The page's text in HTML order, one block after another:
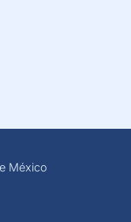
México